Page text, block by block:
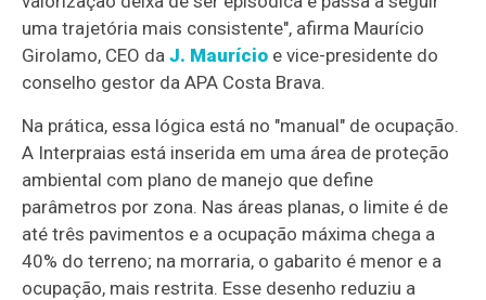
uma trajetória mais consistente", afirma Maurício
Girolamo, CEO daJ. Maurício e vice-presidente do
conselho gestor da APA Costa Brava.
Na prática, essa lógica está no "manual" de ocupação.
A Interpraias está inserida em uma área de proteção
ambiental com plano de manejo que define
parâmetros por zona. Nas áreas planas, o limite é de
até três pavimentos e a ocupação máxima chega a
40% do terreno; na morraria, o gabarito é menor e a
ocupação, mais restrita. Esse desenho reduziu a